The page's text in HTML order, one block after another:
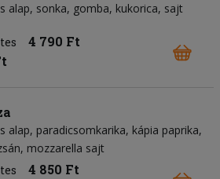
alap sonka gomba kukorica sajt
4 790 Ft
alap paradicsomkarika kápia paprika
mozzarella sajt
4 850 Ft